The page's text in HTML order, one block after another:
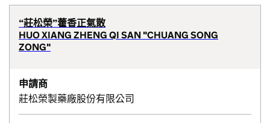
“莊松榮”藿香正氣散
HUO XIANG ZHENG QI SAN "CHUANG SONG
ZONG"
申請商
莊松榮製藥廠股份有限公司